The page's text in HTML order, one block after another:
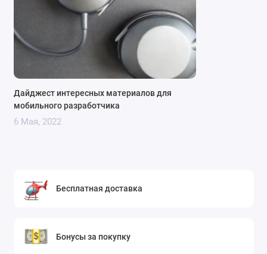
Дайджест интересных материалов для
мобильного разработчика
6 Мая, 2022
Бесплатная доставка
Бонусы за покупку